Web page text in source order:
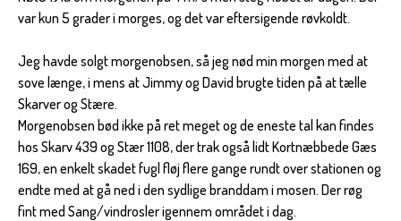
var kun 5 grader i morges, og det var eftersigende røvkoldt.
Jeg havde solgt morgenobsen, så jeg nød min morgen med at
sove længe, i mens at Jimmy og David brugte tiden på at tælle
Skarver og Stære.
Morgenobsen bød ikke på ret meget og de eneste tal kan findes
hos Skarv 439 og Stær 1108, der trak også lidt Kortnæbbede Gæs
169, en enkelt skadet fugl fløj flere gange rundt over stationen og
endte med at gå ned i den sydlige branddam i mosen. Der røg
fint med Sang/vindrosler igennem området i dag.